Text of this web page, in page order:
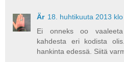
Är 18. huhtikuuta 2013
Ei onneks oo
kahdesta eri kodista
hankinta edessä. Siitä